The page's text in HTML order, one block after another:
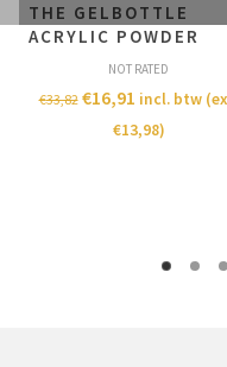
THE GELBOTTLE
ACRYLIC POWDER
NOT RATED
€33,82 €16,91 incl. btw
€13,98)